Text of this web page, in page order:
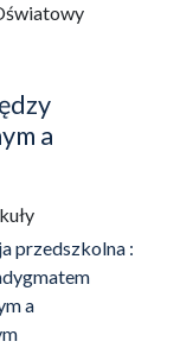
a
przedszkolna :
a